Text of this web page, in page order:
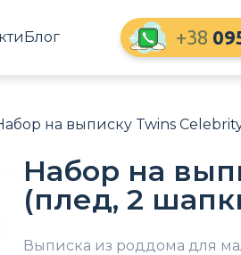
Блог +38
на выписку Twins
Набор на
(плед, 2
Выписка из роддома для